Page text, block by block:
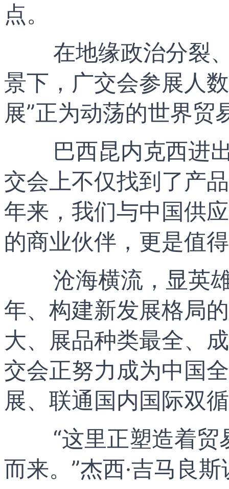
点。
在地缘政治分裂
景下，广交会参展人
展”正为动荡的世界贸
巴西昆内克西进
交会上不仅找到了产
年来，我们与中国供
的商业伙伴，更是值
沧海横流，显英
年、构建新发展格局
大、展品种类最全、
交会正努力成为中国
展、联通国内国际双
“这里正塑造着
而来。”杰西·吉马良